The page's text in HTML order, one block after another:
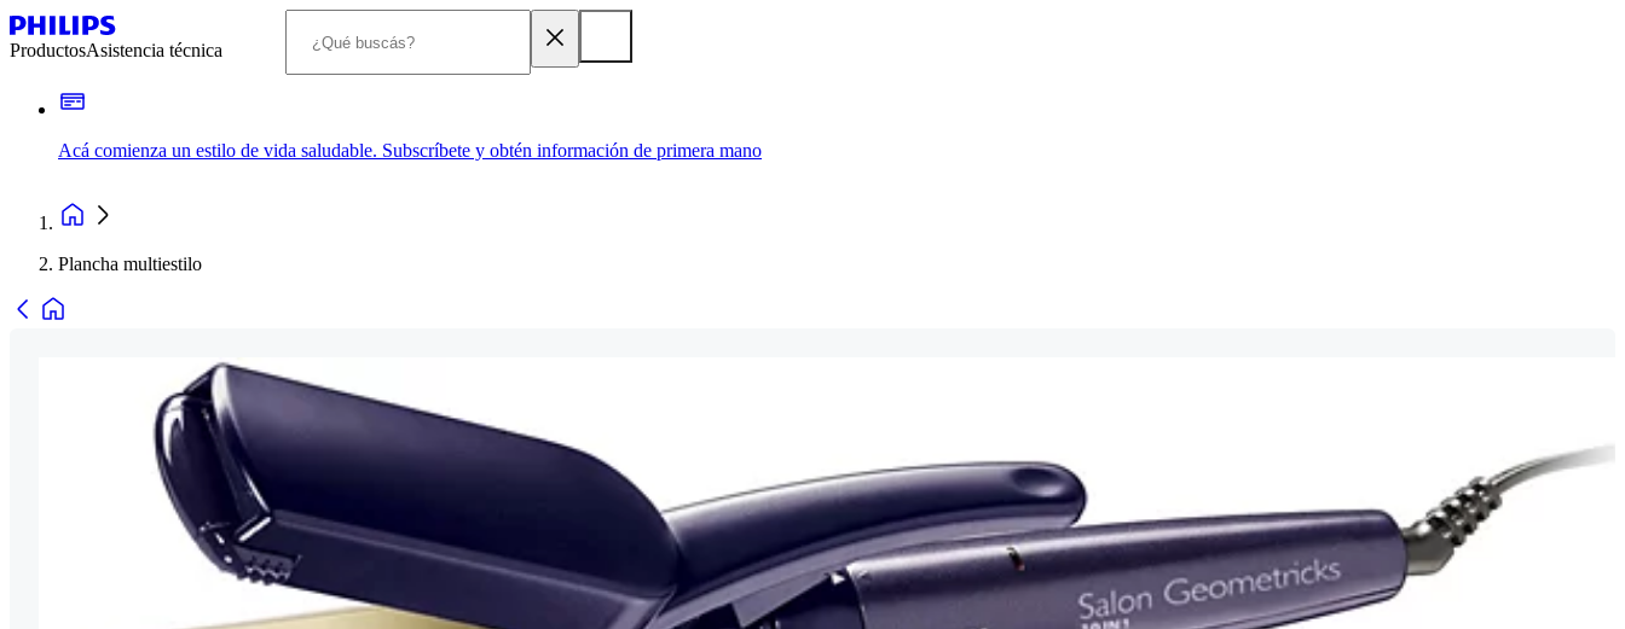
ProductosAsistencia técnica
Acá comienza un estilo de vida saludable. Subscríbete y obtén información de primera mano
Plancha multiestilo